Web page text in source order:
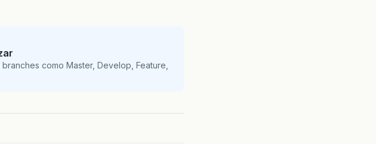
como Master, Develop, Feature,